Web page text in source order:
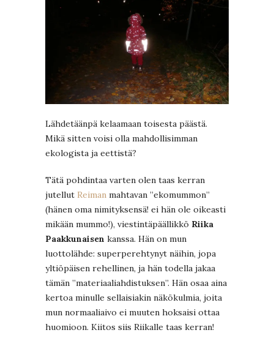
Lähdetäänpä kelaamaan toisesta päästä.
Mikä sitten voisi olla mahdollisimman
ekologista ja eettistä?
Tätä pohdintaa varten olen taas kerran
jutellut Reiman mahtavan ”ekomummon”
(hänen oma nimityksensä! ei hän ole oikeasti
mikään mummo!), viestintäpäällikkö Riika
Paakkunaisen kanssa. Hän on mun
luottolähde: superperehtynyt näihin, jopa
yltiöpäisen rehellinen, ja hän todella jakaa
tämän ”materiaaliahdistuksen”. Hän osaa aina
kertoa minulle sellaisiakin näkökulmia, joita
mun normaaliaivo ei muuten hoksaisi ottaa
huomioon. Kiitos siis Riikalle taas kerran!